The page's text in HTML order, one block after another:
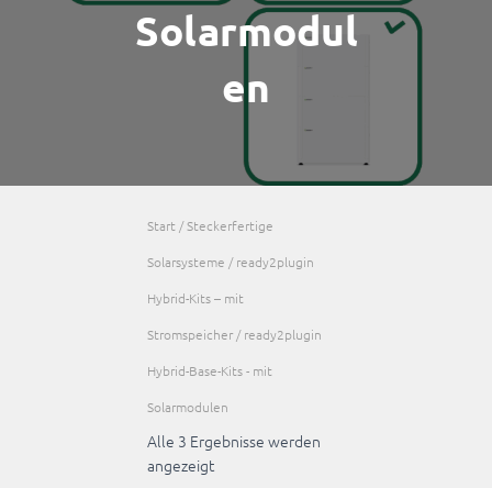
Solarmodul
en
Start /Steckerfertige
Solarsysteme /ready2plugin
Hybrid-Kits – mit
Stromspeicher / ready2plugin
Hybrid-Base-Kits - mit
Solarmodulen
Alle 3 Ergebnisse werden
angezeigtNach